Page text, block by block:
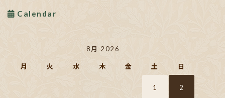
Calendar
8月 2026
月 火 水 木 金 土 日
1 2